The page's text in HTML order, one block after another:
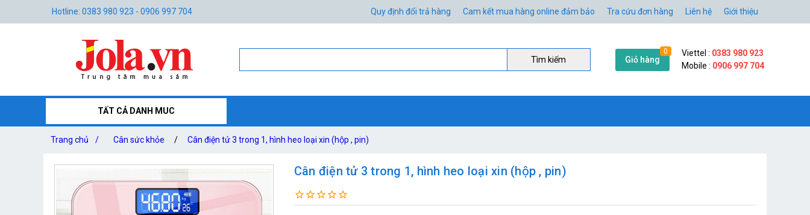
Hotline: 0383 980 923 - 0906 997 704 Quy định đổi trả hàng Cam kết mua hàng online đảm bảo Tra cứu đơn hàng Liên hệ Giới thiệu
Tìm kiếm Giỏ hàng
0 Viettel : 0383 980 923
Mobile : 0906 997 704
TẤT CẢ DANH MUC
Trang chủ / Cân sức khỏe / Cân điện tử 3 trong 1, hình heo loại xin (hộp , pin)
Cân điện tử 3 trong 1, hình heo loại xin (hộp , pin)